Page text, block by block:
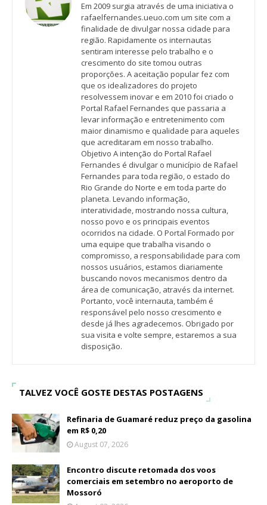
Em 2009 surgia através de uma iniciativa o
rafaelfernandes.ueuo.com um site com a
finalidade de divulgar nossa cidade para
região. Rapidamente os internautas
sentiram interesse pelo trabalho e o
crescimento do site tomou outras
proporções. A aceitação popular fez com
que os idealizadores do projeto
resolvessem inovar e em 2010 foi criado o
Portal Rafael Fernandes que passaria a
levar informação e entretenimento com
maior dinamismo e qualidade para aqueles
que acreditaram em nosso trabalho.
Objetivo A intenção do Portal Rafael
Fernandes é divulgar o município de Rafael
Fernandes para toda região, o estado do
Rio Grande do Norte e em toda parte do
planeta. Levando informação,
interatividade, mostrando nossa cultura,
nosso povo e os principais eventos
ocorridos na cidade. O Portal Formado por
uma equipe que trabalha visando o
compromisso, a responsabilidade para com
nossos usuários, estamos diariamente
buscando novos mecanismos dentro da
área de comunicação, através da internet.
Portanto, você internauta, também é
responsável pelo nosso crescimento e
desde já lhes agradecemos. Obrigado por
sua visita e volte sempre, estaremos a sua
disposição.
TALVEZ VOCÊ GOSTE DESTAS POSTAGENS
Refinaria de Guamaré reduz preço da gasolina
em R$ 0,20
August 07, 2026
Encontro discute retomada dos voos
comerciais em setembro no aeroporto de
Mossoró